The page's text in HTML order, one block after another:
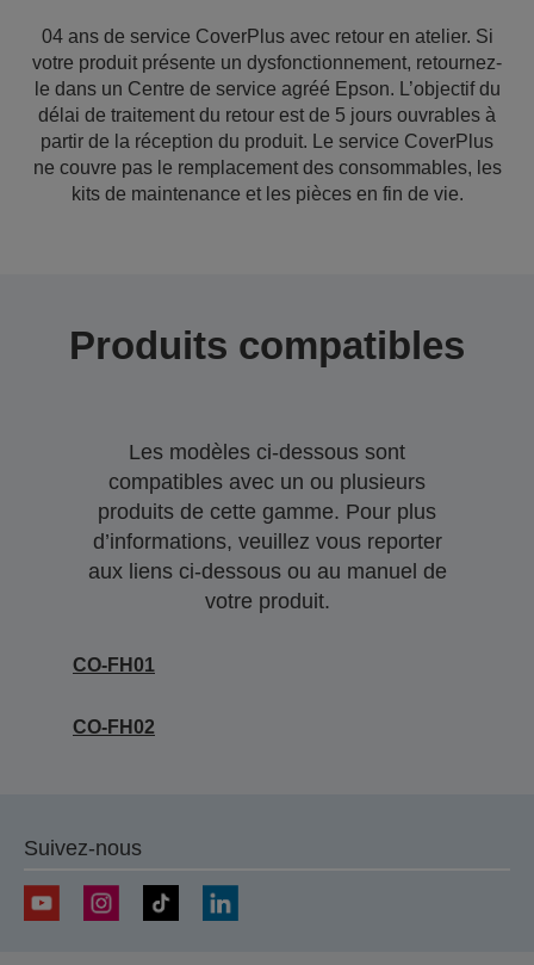
04 ans de service CoverPlus avec retour en atelier. Si
votre produit présente un dysfonctionnement, retournez-
le dans un Centre de service agréé Epson. L’objectif du
délai de traitement du retour est de 5 jours ouvrables à
partir de la réception du produit. Le service CoverPlus
ne couvre pas le remplacement des consommables, les
kits de maintenance et les pièces en fin de vie.
Produits compatibles
Les modèles ci-dessous sont
compatibles avec un ou plusieurs
produits de cette gamme. Pour plus
d’informations, veuillez vous reporter
aux liens ci-dessous ou au manuel de
votre produit.
CO-FH01
CO-FH02
Suivez-nous